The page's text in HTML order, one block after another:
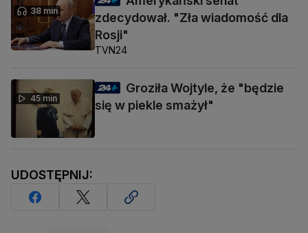
38 min
zdecydował. "Zła wiadomość dla
Rosji"
TVN24
45 min
Groziła Wojtyle, że "będzie
się w piekle smażył"
UDOSTĘPNIJ: